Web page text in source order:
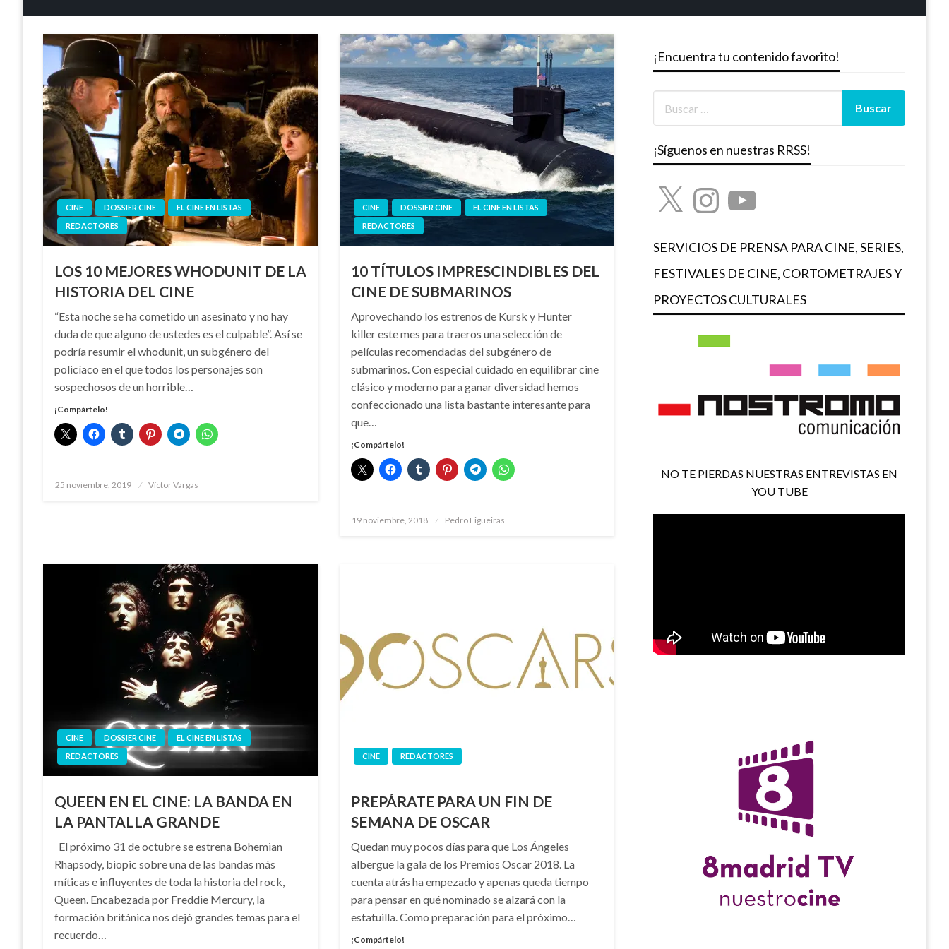
CINE DOSSIER CINE
EL CINE EN LISTAS
REDACTORES
LOS 10 MEJORES WHODUNIT DE LA
HISTORIA DEL CINE
“Esta noche se ha cometido un asesinato y no hay
duda de que alguno de ustedes es el culpable”. Así se
podría resumir el whodunit, un subgénero del
policíaco en el que todos los personajes son
sospechosos de un horrible…
¡Compártelo!
Publicado
25 noviembre, 2019 Víctor Vargas
CINE DOSSIER CINE
EL CINE EN LISTAS
REDACTORES
10 TÍTULOS IMPRESCINDIBLES DEL
CINE DE SUBMARINOS
Aprovechando los estrenos de Kursk y Hunter
killer este mes para traeros una selección de
películas recomendadas del subgénero de
submarinos. Con especial cuidado en equilibrar cine
clásico y moderno para ganar diversidad hemos
confeccionado una lista bastante interesante para
que…
¡Compártelo!
Publicado
19 noviembre, 2018 Pedro Figueiras
CINE DOSSIER CINE
EL CINE EN LISTAS
REDACTORES
QUEEN EN EL CINE: LA BANDA EN
LA PANTALLA GRANDE
El próximo 31 de octubre se estrena Bohemian
Rhapsody, biopic sobre una de las bandas más
míticas e influyentes de toda la historia del rock,
Queen. Encabezada por Freddie Mercury, la
formación británica nos dejó grandes temas para el
recuerdo…
CINE REDACTORES
PREPÁRATE PARA UN FIN DE
SEMANA DE OSCAR
Quedan muy pocos días para que Los Ángeles
albergue la gala de los Premios Oscar 2018. La
cuenta atrás ha empezado y apenas queda tiempo
para pensar en qué nominado se alzará con la
estatuilla. Como preparación para el próximo…
¡Compártelo!
¡Encuentra tu contenido favorito!
¡Síguenos en nuestras RRSS!
X InstagramYouTube
SERVICIOS DE PRENSA PARA CINE, SERIES,
FESTIVALES DE CINE, CORTOMETRAJES Y
PROYECTOS CULTURALES
NO TE PIERDAS NUESTRAS ENTREVISTAS EN
YOU TUBE